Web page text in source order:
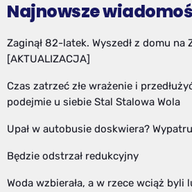
Najnowsze
Zaginął 82-latek. Wyszedł z domu na
[AKTUALIZACJA]
Czas zatrzeć złe wrażenie i
podejmie u siebie Stal Stalowa Wola
Upał w autobusie doskwiera?
Będzie odstrzał redukcyjny
Woda wzbierała, a w rzece wciąż byli